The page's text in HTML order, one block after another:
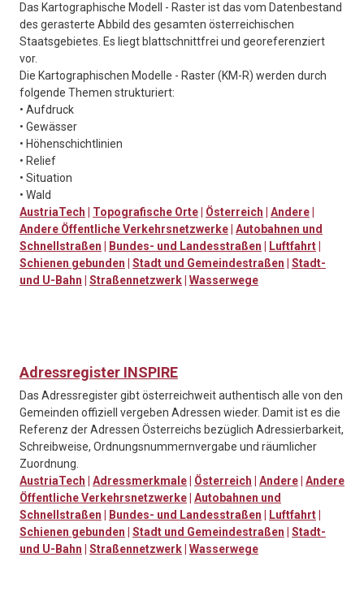
Das Kartographische Modell - Raster ist das vom Datenbestand
des gerasterte Abbild des gesamten österreichischen
Staatsgebietes. Es liegt blattschnittfrei und georeferenziert
vor.
Die Kartographischen Modelle - Raster (KM-R) werden durch
folgende Themen strukturiert:
• Aufdruck
• Gewässer
• Höhenschichtlinien
• Relief
• Situation
• Wald
AustriaTech
Topografische Orte Österreich Andere
Andere Öffentliche Verkehrsnetzwerke Autobahnen und
Schnellstraßen
Bundes- und Landesstraßen Luftfahrt
Schienen gebunden
Stadt und Gemeindestraßen
Stadt-
und U-Bahn
Straßennetzwerk Wasserwege
Adressregister INSPIRE
Das Adressregister gibt österreichweit authentisch alle von den
Gemeinden offiziell vergeben Adressen wieder. Damit ist es die
Referenz der Adressen Österreichs bezüglich Adressierbarkeit,
Schreibweise, Ordnungsnummernvergabe und räumlicher
Zuordnung.
AustriaTech
Adressmerkmale Österreich Andere Andere
Öffentliche Verkehrsnetzwerke Autobahnen und
Schnellstraßen
Bundes- und Landesstraßen Luftfahrt
Schienen gebunden
Stadt und Gemeindestraßen
Stadt-
und U-Bahn
Straßennetzwerk Wasserwege